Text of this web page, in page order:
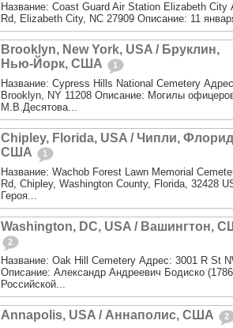
Название: Coast Guard Air Station Elizabeth
Rd, Elizabeth City, NC 27909 Описание: 11
Brooklyn, New York, USA / Бруклин,
Нью-Йорк, США
1
Название: Cypress Hills National Cemetery
Brooklyn, NY 11208 Описание: Могилы
М.В.Десятова...
Chipley, Florida, USA / Чипли,
США
1
Название: Wachob Forest Lawn Memorial
Rd, Chipley, Washington County, Florida, 32428
Героя...
Washington, DC, USA / Вашингтон,
2
Название: Oak Hill Cemetery Адрес: 3001 R St
Описание: Александр Андреевич Бодиско
Российской...
Annapolis, USA / Аннаполис, США 2